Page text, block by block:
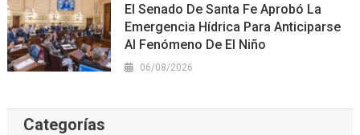
El Senado De Santa Fe Aprobó La
Emergencia Hídrica Para Anticiparse
Al Fenómeno De El Niño
06/08/2026
Categorías